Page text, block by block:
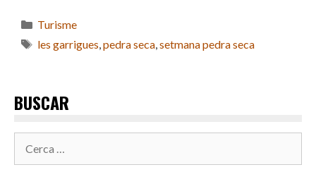
Categories
Turisme
Etiquetes
les garrigues pedra seca, setmana pedra seca
BUSCAR